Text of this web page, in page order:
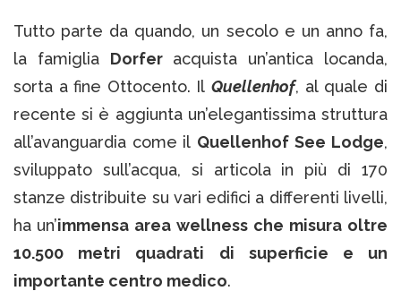
Tutto parte da quando, un secolo e un anno fa,
la famiglia Dorfer acquista un’antica locanda,
sorta a fine Ottocento. Il Quellenhof, al quale di
recente si è aggiunta un’elegantissima struttura
all’avanguardia come il Quellenhof See Lodge,
sviluppato sull’acqua, si articola in più di 170
stanze distribuite su vari edifici a differenti livelli,
ha un’immensa area wellness che misura oltre
10.500 metri quadrati di superficie e un
importante centro medico.